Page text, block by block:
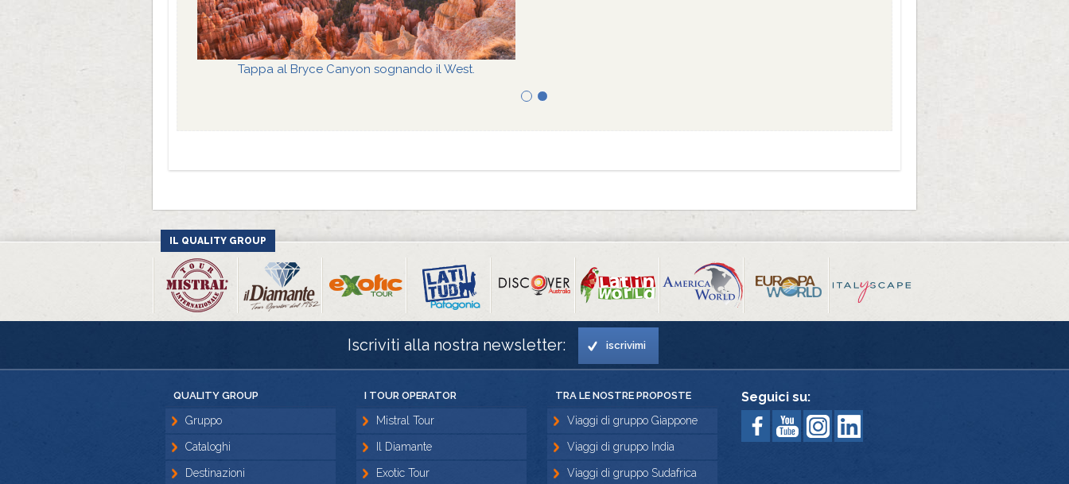
NEW YORK, CAPITALE DELLO SHOPPING PER IL BLACK FRIDAY
IL QUALITY GROUP
Iscriviti alla nostra newsletter: iscrivimi
QUALITY GROUP
Gruppo
Cataloghi
Destinazioni
I TOUR OPERATOR
Mistral Tour
Il Diamante
Exotic Tour
TRA LE NOSTRE PROPOSTE
Viaggi di gruppo Giappone
Viaggi di gruppo India
Viaggi di gruppo Sudafrica
Seguici su: